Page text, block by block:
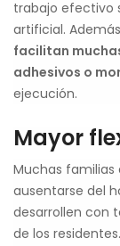
trabajo efectivo
artificial.
facilitan
adhesivos o
ejecución.
Mayor
Muchas familias
ausentarse del
desarrollen con
de los residentes.